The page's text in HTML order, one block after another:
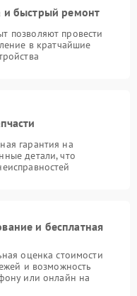
и быстрый ремонт
позволяют провести
в кратчайшие
гарантия на
детали, что
и бесплатная
оценка стоимости
и возможность
или онлайн на